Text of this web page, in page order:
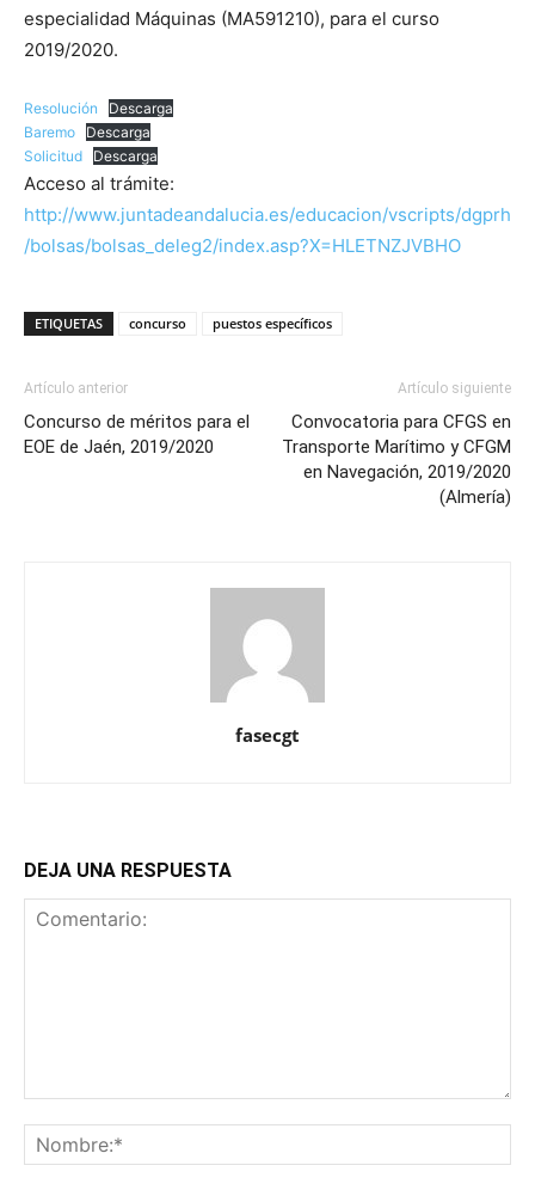
especialidad Máquinas (MA591210), para el curso
2019/2020.
Resolución
Descarga
Baremo
Descarga
Solicitud
Descarga
Acceso al trámite:
http://www.juntadeandalucia.es/educacion/vscripts/dgprh
/bolsas/bolsas_deleg2/index.asp?X=HLETNZJVBHO
ETIQUETAS concurso puestos específicos
Artículo anterior
Concurso de méritos para el
EOE de Jaén, 2019/2020
Artículo siguiente
Convocatoria para CFGS en
Transporte Marítimo y CFGM
en Navegación, 2019/2020
(Almería)
fasecgt
DEJA UNA RESPUESTA